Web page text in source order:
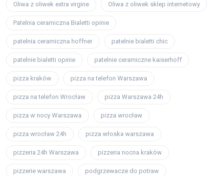
Oliwa z oliwek extra virgine Oliwa z oliwek sklep internetowy
Patelnia ceramiczna Bialetti opinie
patelnia ceramiczna hoffner patelnie bialetti chic
patelnie bialetti opinie patelnie ceramiczne kaiserhoff
pizza kraków pizza na telefon Warszawa
pizza na telefon Wrocław pizza Warszawa 24h
pizza w nocy Warszawa pizza wrocław
pizza wrocław 24h pizza włoska warszawa
pizzeria 24h Warszawa pizzeria nocna kraków
pizzerie warszawa podgrzewacze do potraw